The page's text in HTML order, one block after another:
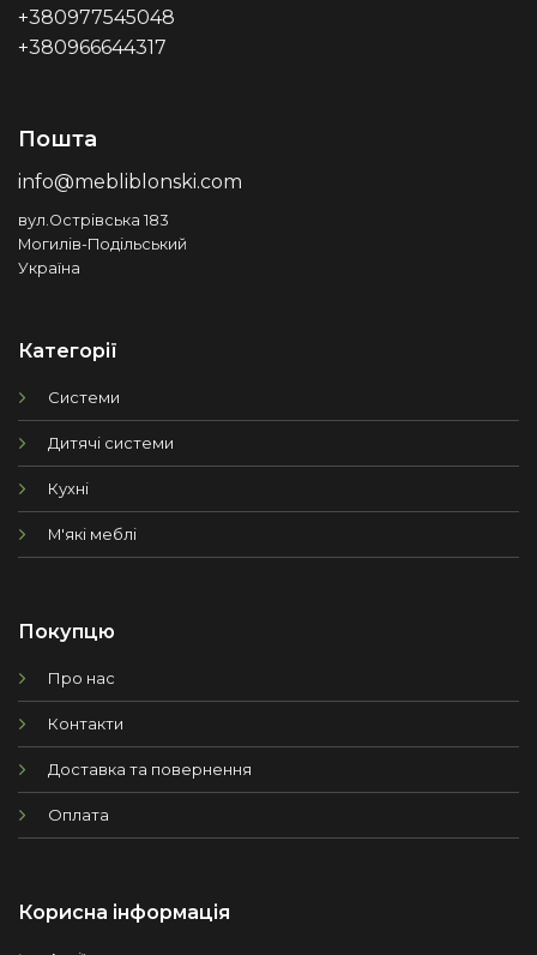
+380977545048
+380966644317
Пошта
info@mebliblonski.com
вул.Острівська 183
Могилів-Подільський
Україна
Категорії
Системи
Дитячі системи
Кухні
М'які меблі
Покупцю
Про нас
Контакти
Доставка та повернення
Оплата
Корисна інформація